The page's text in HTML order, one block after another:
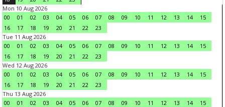
Mon 10 Aug 2026
00
01 02 03 04 05 06 07 08 09 10 11 12 13 14
15
16
17 18 19 20 21 22
23
Tue 11 Aug 2026
00
01 02 03 04 05 06 07 08 09 10 11 12 13 14
15
16
17 18 19 20 21 22
23
Wed 12 Aug 2026
00
01 02 03 04 05 06 07 08 09 10 11 12 13 14
15
16
17 18 19 20 21 22
23
Thu 13 Aug 2026
00
01 02 03 04 05 06 07 08 09 10 11 12 13 14
15